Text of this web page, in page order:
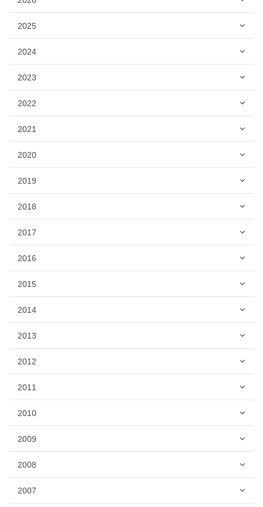
2025
2024
2023
2022
2021
2020
2019
2018
2017
2016
2015
2014
2013
2012
2011
2010
2009
2008
2007